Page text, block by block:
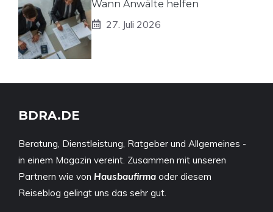
Wann Anwälte helfen
27. Juli 2026
BDRA.DE
Beratung, Dienstleistung, Ratgeber und Allgemeines -
in einem Magazin vereint. Zusammen mit unseren
Partnern wie von Hausbaufirma oder diesem
Reiseblog gelingt uns das sehr gut.